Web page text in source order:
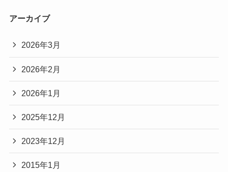
アーカイブ
2026年3月
2026年2月
2026年1月
2025年12月
2023年12月
2015年1月